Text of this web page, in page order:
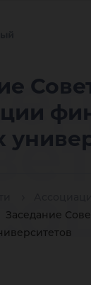
Заседание